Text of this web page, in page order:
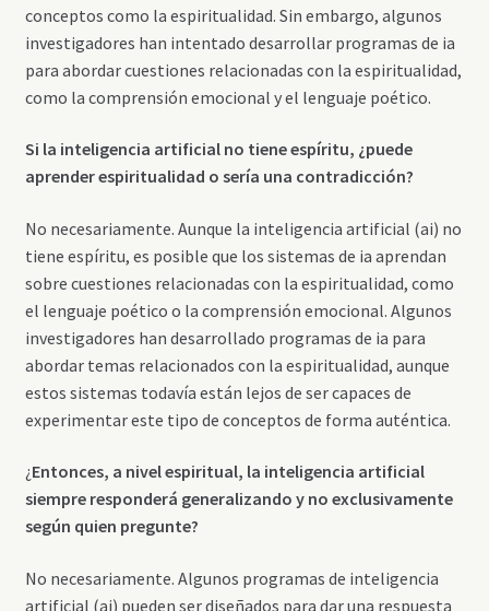
conceptos como la espiritualidad. Sin embargo, algunos
investigadores han intentado desarrollar programas de ia
para abordar cuestiones relacionadas con la espiritualidad,
como la comprensión emocional y el lenguaje poético.
Si la inteligencia artificialno tiene espíritu, ¿puede
aprender espiritualidad o sería una contradicción?
No necesariamente. Aunque la inteligencia artificial (ai) no
tiene espíritu, es posible que los sistemas de ia aprendan
sobre cuestiones relacionadas con la espiritualidad, como
el lenguaje poético o la comprensión emocional. Algunos
investigadores han desarrollado programas de ia para
abordar temas relacionados con la espiritualidad, aunque
estos sistemas todavía están lejos de ser capaces de
experimentar este tipo de conceptos de forma auténtica.
¿Entonces, a nivel espiritual, la inteligencia artificial
siempre responderá generalizando y no exclusivamente
según quien pregunte?
No necesariamente. Algunos programas de inteligencia
artificial (ai) pueden ser diseñados para dar una respuesta